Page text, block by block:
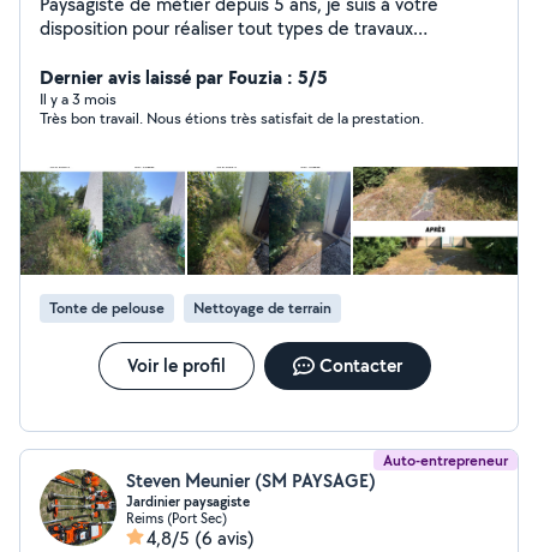
disposition pour réaliser tout types de travaux
Dernier avis laissé par Fouzia : 5/5
Il y a 3 mois
Très bon travail. Nous étions très satisfait de la prestation.
Tonte de pelouse Nettoyage de terrain
Voir le profil Contacter
Auto-entrepreneur
Steven Meunier (SM PAYSAGE)
Jardinier paysagiste
Reims (Port Sec)
4,8/5 (6 avis)